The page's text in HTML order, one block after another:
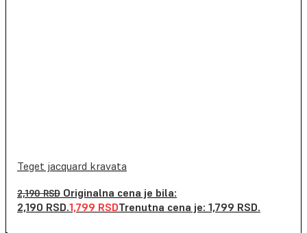
Teget jacquard kravata
2,190RSD Originalna cena je bila:
2,190 RSD.1,799 RSDTrenutna cena je: 1,799 RSD.